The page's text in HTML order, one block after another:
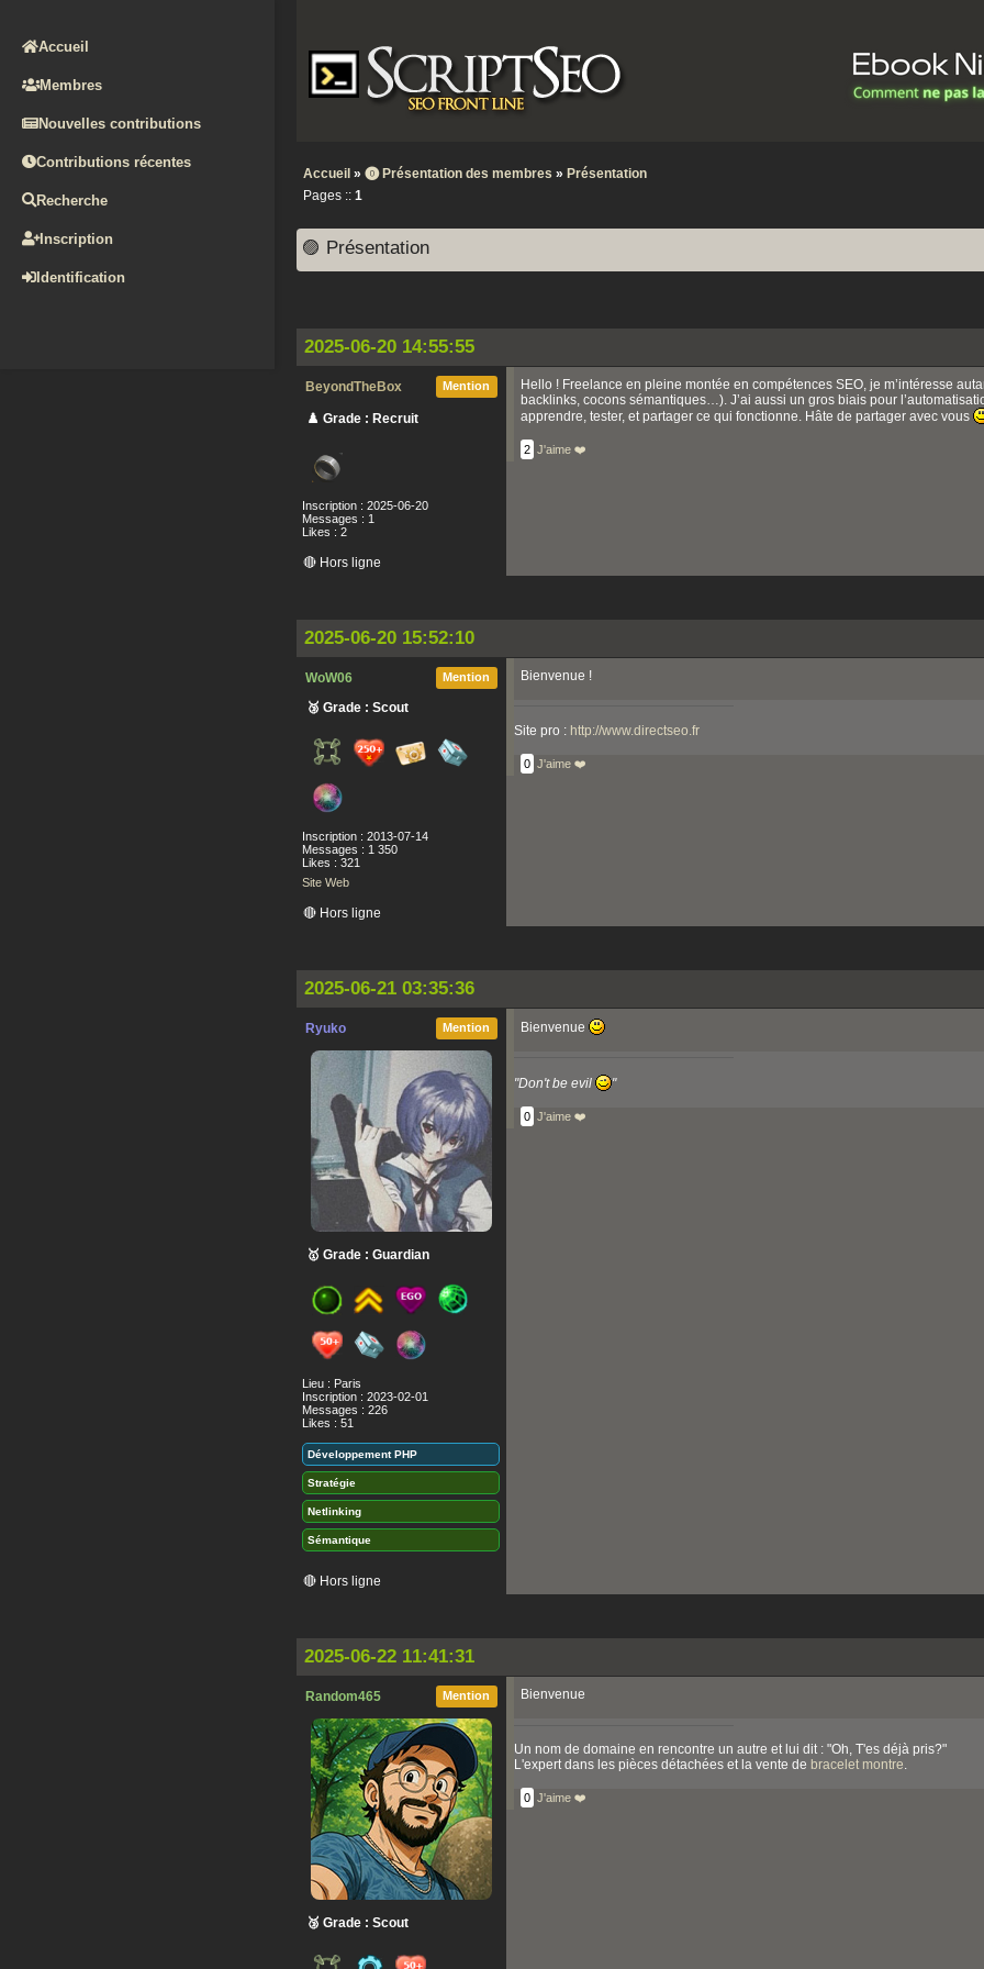
Accueil
Membres
Nouvelles contributions
Contributions récentes
Recherche
Inscription
Identification
Accueil » ⓿ Présentation des membres » Présentation
Pages :: 1
🟣 Présentation
2025-06-20 14:55:55
Mention
BeyondTheBox
♟️ Grade : Recruit
Inscription : 2025-06-20
Messages : 1
Likes : 2
Hello ! Freelance en pleine montée en compétences SEO, je m’intéresse
backlinks, cocons sémantiques…). J’ai aussi un gros biais pour
apprendre, tester, et partager ce qui fonctionne. Hâte de partager avec vous
2 J'aime ❤️
🔴 Hors ligne
2025-06-20 15:52:10
Mention
WoW06
🥉 Grade : Scout
Inscription : 2013-07-14
Messages : 1 350
Likes : 321
Site Web
Bienvenue !
Site pro : http://www.directseo.fr
0 J'aime ❤️
🔴 Hors ligne
2025-06-21 03:35:36
Mention
Ryuko
🥇 Grade : Guardian
Lieu : Paris
Inscription : 2023-02-01
Messages : 226
Likes : 51
Développement PHP
Stratégie
Netlinking
Sémantique
Bienvenue
"Don't be evil "
0 J'aime ❤️
🔴 Hors ligne
2025-06-22 11:41:31
Mention
Random465
🥉 Grade : Scout
Bienvenue
Un nom de domaine en rencontre un autre et lui dit : "Oh, T'es déjà pris?"
L'expert dans les pièces détachées et la vente de bracelet montre.
0 J'aime ❤️